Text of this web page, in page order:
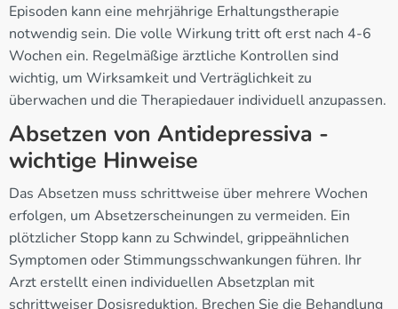
Episoden kann eine mehrjährige Erhaltungstherapie
notwendig sein. Die volle Wirkung tritt oft erst nach 4-6
Wochen ein. Regelmäßige ärztliche Kontrollen sind
wichtig, um Wirksamkeit und Verträglichkeit zu
überwachen und die Therapiedauer individuell anzupassen.
Absetzen von Antidepressiva -
wichtige Hinweise
Das Absetzen muss schrittweise über mehrere Wochen
erfolgen, um Absetzerscheinungen zu vermeiden. Ein
plötzlicher Stopp kann zu Schwindel, grippeähnlichen
Symptomen oder Stimmungsschwankungen führen. Ihr
Arzt erstellt einen individuellen Absetzplan mit
schrittweiser Dosisreduktion. Brechen Sie die Behandlung